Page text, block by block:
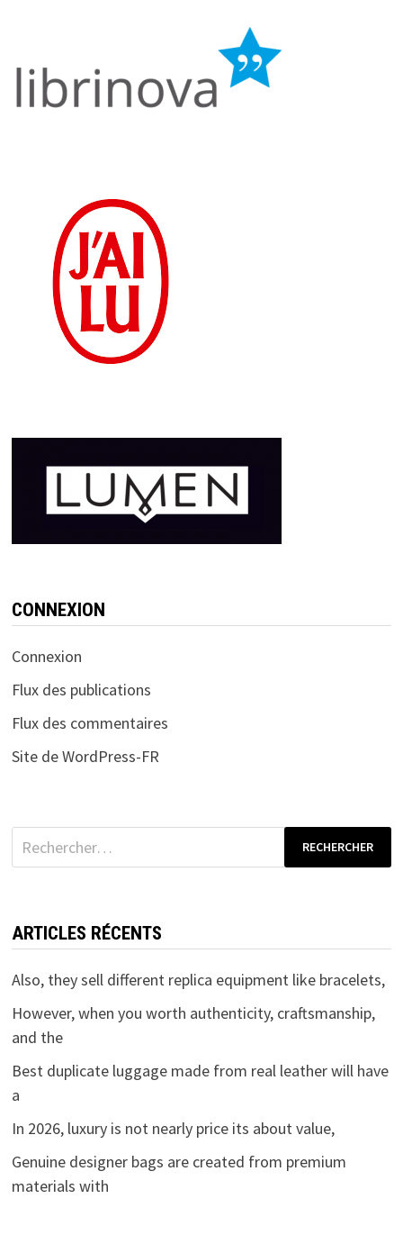
CONNEXION
Connexion
Flux des publications
Flux des commentaires
Site de WordPress-FR
Rechercher :
ARTICLES RÉCENTS
Also, they sell different replica equipment like bracelets,
However, when you worth authenticity, craftsmanship,
and the
Best duplicate luggage made from real leather will have
a
In 2026, luxury is not nearly price its about value,
Genuine designer bags are created from premium
materials with